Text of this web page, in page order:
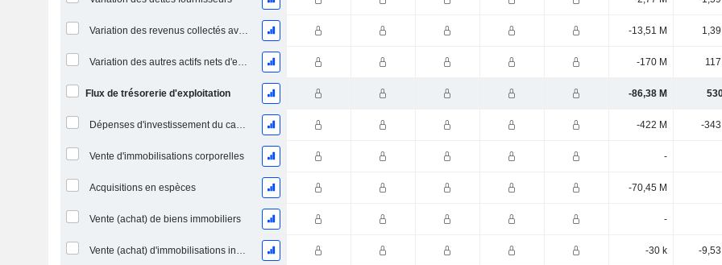
Variation des revenus collectés avant livraison -13,51 M 1,39
Variation des autres actifs nets d'exploitation -170 M
Flux de trésorerie d'exploitation -86,38 M
Dépenses d'investissement du capital (CAPEX) -422 M -343
Vente d'immobilisations corporelles -
Acquisitions en espèces -70,45 M
Vente (achat) de biens immobiliers -
Vente (achat) d'immobilisations incorporelles -30 k -9,53